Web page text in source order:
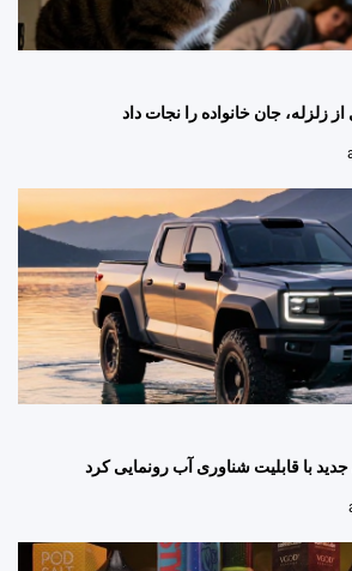
زلزله، جان خانواده را نجات داد
با قابلیت شناوری آب رونمایی کرد